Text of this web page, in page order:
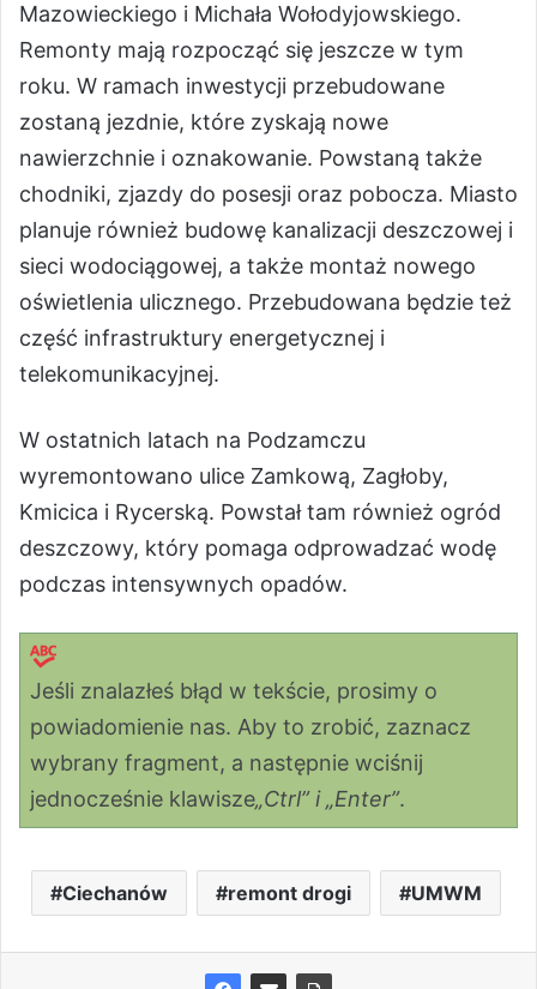
Mazowieckiego i Michała Wołodyjowskiego.
Remonty mają rozpocząć się jeszcze w tym
roku. W ramach inwestycji przebudowane
zostaną jezdnie, które zyskają nowe
nawierzchnie i oznakowanie. Powstaną także
chodniki, zjazdy do posesji oraz pobocza. Miasto
planuje również budowę kanalizacji deszczowej i
sieci wodociągowej, a także montaż nowego
oświetlenia ulicznego. Przebudowana będzie też
część infrastruktury energetycznej i
telekomunikacyjnej.
W ostatnich latach na Podzamczu
wyremontowano ulice Zamkową, Zagłoby,
Kmicica i Rycerską. Powstał tam również ogród
deszczowy, który pomaga odprowadzać wodę
podczas intensywnych opadów.
Jeśli znalazłeś błąd w tekście, prosimy o
powiadomienie nas. Aby to zrobić, zaznacz
wybrany fragment, a następnie wciśnij
jednocześnie klawisze„Ctrl” i „Enter”.
Ciechanów remont drogi UMWM